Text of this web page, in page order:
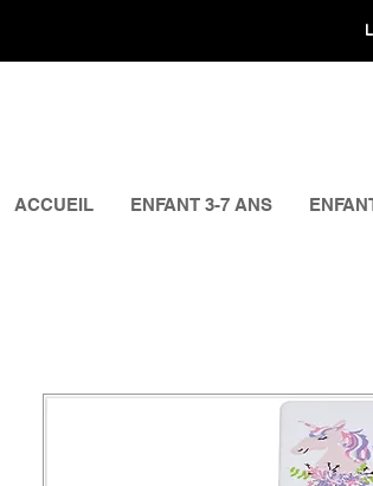
ACCUEIL ENFANT 3-7 ANS